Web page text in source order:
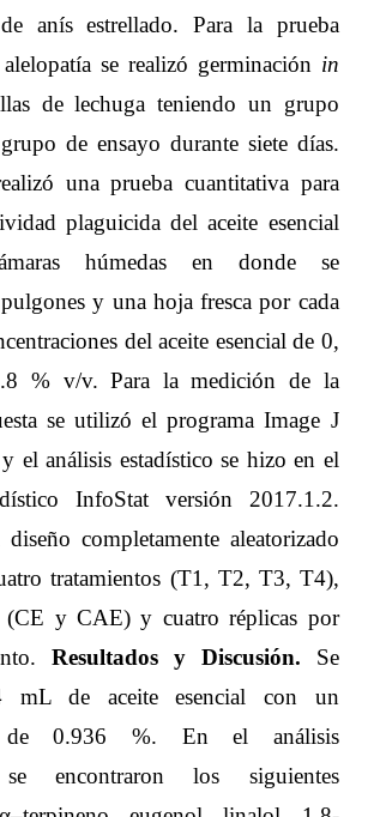
anís estrellado. Para la prueba
se realizó germinación in
de lechuga teniendo un grupo
de ensayo durante siete días.
una prueba cuantitativa para
plaguicida del aceite esencial
húmedas en donde se
y una hoja fresca por cada
del aceite esencial de 0,
% v/v. Para la medición de la
se utilizó el programa Image J
el análisis estadístico se hizo en el
InfoStat versión 2017.1.2.
completamente aleatorizado
tratamientos (T1, T2, T3, T4),
(CE y CAE) y cuatro réplicas por
Resultados y Discusión. Se
mL de aceite esencial con un
de 0.936 %. En el análisis
encontraron los siguientes